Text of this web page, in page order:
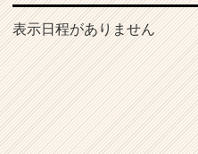
表示日程がありません